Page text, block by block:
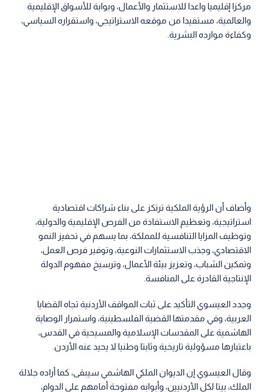
مركزا إقليميا واعدا للاستثمار والأعمال، وبوابة للأسواق الإقليمية
والعالمية، مستفيدا من موقعه الاستراتيجي، واستقراره السياسي،
وكفاءة موارده البشرية.
وأضاف أن الرؤية الملكية ترتكز على بناء شراكات اقتصادية
استراتيجية، وتعظيم الاستفادة من الفرص الإقليمية والدولية،
وتوظيف المزايا التنافسية للمملكة، بما يسهم في تحفيز النمو
الاقتصادي، وجذب الاستثمارات النوعية، وتوفير فرص العمل،
وتمكين الشباب، وتعزيز بيئة الأعمال، وترسيخ مفهوم الدولة
الإنتاجية القادرة على المنافسة.
وجدد العيسوي التأكيد على ثبات المواقف الأردنية تجاه القضايا
العربية، وفي مقدمتها القضية الفلسطينية، واستمرار الوصاية
الهاشمية على المقدسات الإسلامية والمسيحية في القدس،
باعتبارها مسؤولية تاريخية وثابتا وطنيا لا يحيد عنه الأردن.
وقال العيسوي إن الديوان الملكي الهاشمي سيبقى، كما أراده جلالة
الملك، بيتا لكل الأردنيين، وأبوابه مفتوحة أمامهم على الدوام،